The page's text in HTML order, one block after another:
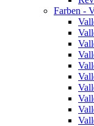
Farben -